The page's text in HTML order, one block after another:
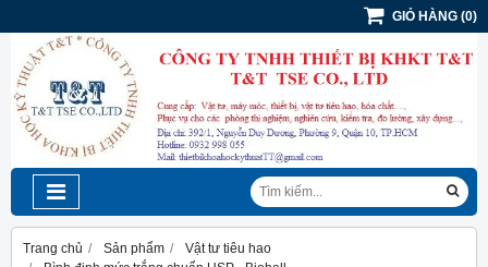
GIỎ HÀNG (0)
Trang chủ Sản phẩm
Vật tư tiêu hao